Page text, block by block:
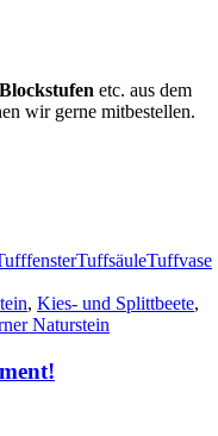
Blockstufen etc. aus dem
wir gerne mitbestellen.
TuffsäuleTuffvase
, Kies- und Splittbeete,
Naturstein